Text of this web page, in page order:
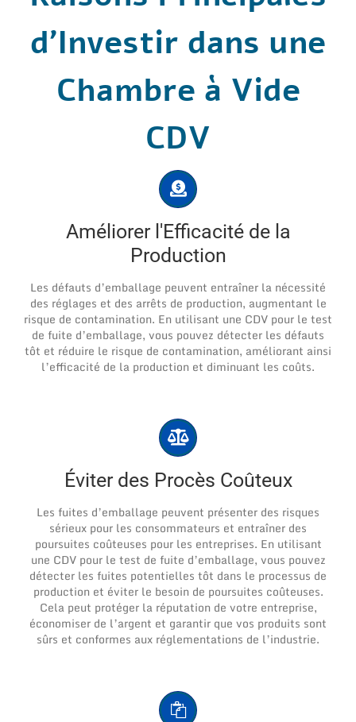
d’Investir dans une
Chambre à Vide
CDV
Améliorer l'Efficacité de la
Production
Les défauts d’emballage peuvent entraîner la nécessité
des réglages et des arrêts de production, augmentant le
risque de contamination. En utilisant une CDV pour le test
de fuite d’emballage, vous pouvez détecter les défauts
tôt et réduire le risque de contamination, améliorant ainsi
l’efficacité de la production et diminuant les coûts.
Éviter des Procès Coûteux
Les fuites d’emballage peuvent présenter des risques
sérieux pour les consommateurs et entraîner des
poursuites coûteuses pour les entreprises. En utilisant
une CDV pour le test de fuite d’emballage, vous pouvez
détecter les fuites potentielles tôt dans le processus de
production et éviter le besoin de poursuites coûteuses.
Cela peut protéger la réputation de votre entreprise,
économiser de l’argent et garantir que vos produits sont
sûrs et conformes aux réglementations de l’industrie.